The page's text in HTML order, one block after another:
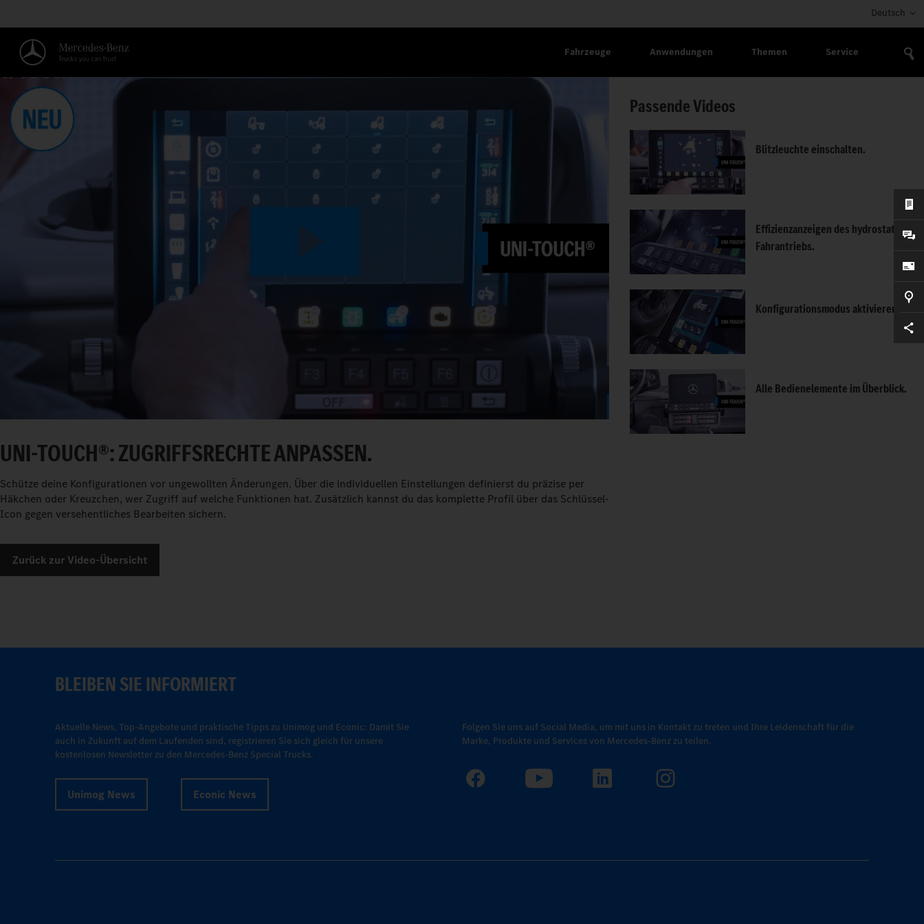
Deutsch
Fahrzeuge Anwendungen Themen Service
ZUGRIFFSRECHTE ANPASSEN.
Video
UNI-TOUCH®: ZUGRIFFSRECHTE ANPASSEN.
Schütze deine Konfigurationen vor ungewollten Änderungen. Über die individuellen Einstellungen definierst du präzise per
Häkchen oder Kreuzchen, wer Zugriff auf welche Funktionen hat. Zusätzlich kannst du das komplette Profil über das Schlüssel-
Icon gegen versehentliches Bearbeiten sichern.
Zurück zur Video-Übersicht
Passende Videos
Blitzleuchte einschalten.
Effizienzanzeigen des hydrostatischen
Fahrantriebs.
Konfigurationsmodus aktivieren.
Alle Bedienelemente im Überblick.
BLEIBEN SIE INFORMIERT
Aktuelle News, Top-Angebote und praktische Tipps zu Unimog und Econic: Damit Sie
auch in Zukunft auf dem Laufenden sind, registrieren Sie sich gleich für unsere
kostenlosen Newsletter zu den Mercedes-Benz Special Trucks.
Unimog News Econic News
Folgen Sie uns auf Social Media, um mit uns in Kontakt zu treten und Ihre Leidenschaft für die
Marke, Produkte und Services von Mercedes-Benz zu teilen.